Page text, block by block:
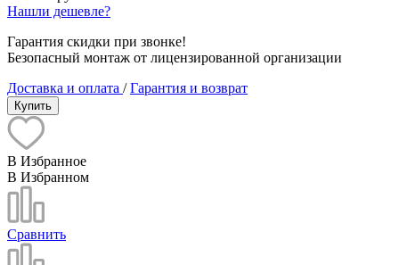
Нашли дешевле?
Гарантия скидки при звонке!
Безопасный монтаж от лицензированной организации
Доставка и оплата /Гарантия и возврат
Купить
В Избранное
В Избранном
Сравнить